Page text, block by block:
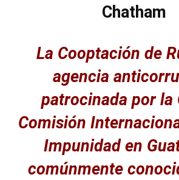
Chatham
La Cooptación de
agencia
patrocinada por la
Comisión
Impunidad en
comúnmente